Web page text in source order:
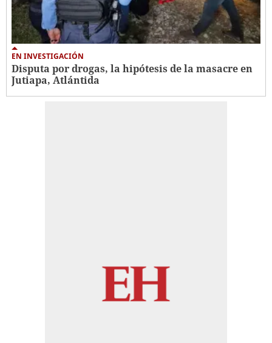
EN INVESTIGACIÓN
Disputa por drogas, la hipótesis de la masacre en
Jutiapa, Atlántida